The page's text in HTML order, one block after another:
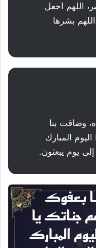
اللهم اجعل
بشرها
وضاقت بنا
المبارك
يوم يبعثون.